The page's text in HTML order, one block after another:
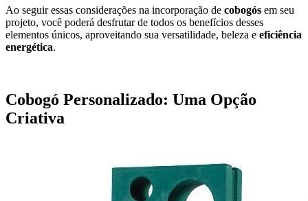
Ao seguir essas considerações na incorporação de cobogós em seu
projeto, você poderá desfrutar de todos os benefícios desses
elementos únicos, aproveitando sua versatilidade, beleza e eficiência
energética.
Cobogó Personalizado: Uma Opção
Criativa